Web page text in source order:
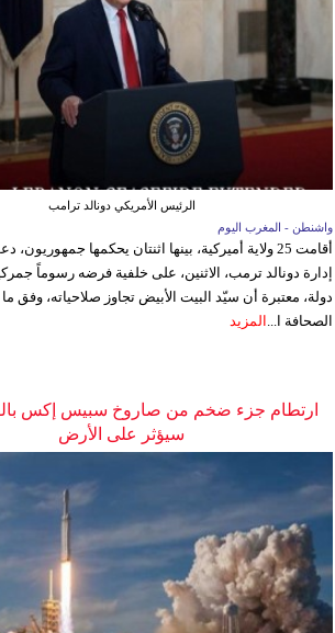
الرئيس الأمريكي دونالد ترامب
واشنطن - المغرب اليوم
أقامت 25 ولاية أميركية، بينها اثنتان يحكمها
دولة، معتبرة أن سيّد البيت الأبيض تجاوز صلاحياته، وفق ما
الصحافة ا... المزيد
ارتطام جزء ضخم من صاروخ سبيس إكس
سيؤثر على الأرض